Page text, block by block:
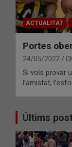
ACTUALITAT
Portes
24/05/2022
Si vols provar
l’amistat,
Últims